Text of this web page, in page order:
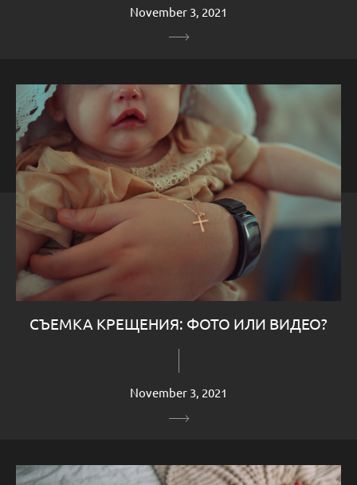
November 3, 2021
СЪЕМКА КРЕЩЕНИЯ: ФОТО ИЛИ ВИДЕО?
November 3, 2021